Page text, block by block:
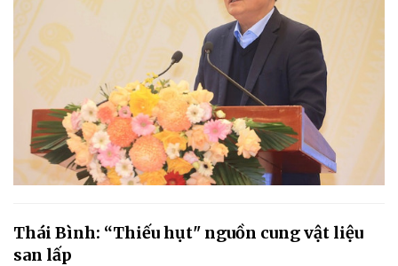
Thái Bình: “Thiếu hụt" nguồn cung vật liệu
san lấp